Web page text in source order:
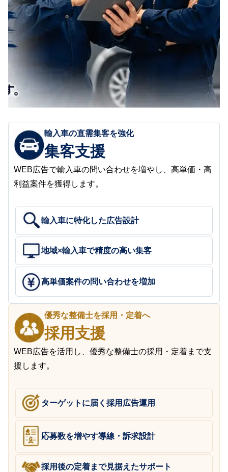
輸入車の直需集客を強化
集客支援
WEB広告で輸入車の問い合わせを増やし、高単価・高
利益案件を獲得します。
輸入車に特化した広告設計
地域×輸入車で精度の高い集客
高単価案件の問い合わせを増加
優秀な整備士を採用・定着へ
採用支援
WEB広告を活用し、優秀な整備士の採用・定着まで支
援します。
ターゲットに届く採用広告運用
応募数を増やす導線・訴求設計
採用後の定着まで見据えたサポート